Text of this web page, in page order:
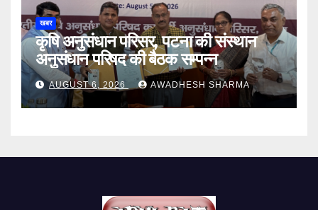
खबर
कृषि अनुसंधान परिसर, पटना की संस्थान
अनुसंधान परिषद की बैठक सम्पन्न
AUGUST 6, 2026 AWADHESH SHARMA